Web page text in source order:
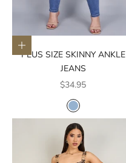
Elige opciones
PLUS SIZE SKINNY ANKLE
JEANS
Precio de oferta
$34.95
COLOR
AZUL CLARO